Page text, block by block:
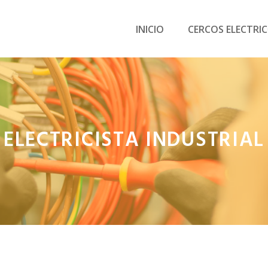
INICIO CERCOS
ELECTRICISTA INDUSTRIAL